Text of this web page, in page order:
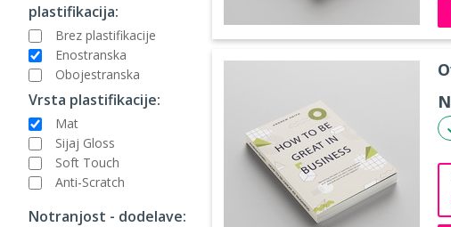
plastifikacija:
Brez plastifikacije
Enostranska
Obojestranska
Vrsta plastifikacije:
Mat
Sijaj Gloss
Soft Touch
Anti-Scratch
Notranjost - dodelave: